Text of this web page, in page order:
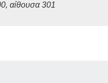
αίθουσα 301